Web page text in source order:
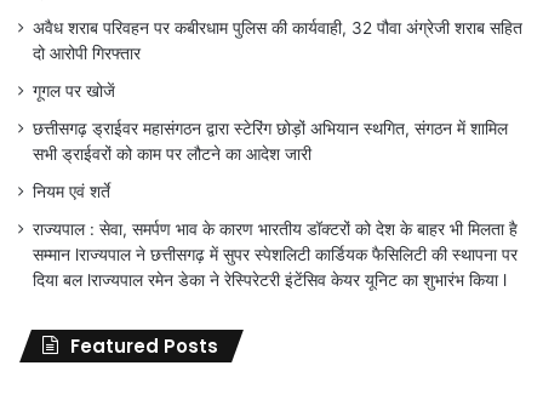
अवैध शराब परिवहन पर कबीरधाम पुलिस की कार्यवाही, 32 पौवा अंग्रेजी शराब सहित
दो आरोपी गिरफ्तार
गूगल पर खोजें
छत्तीसगढ़ ड्राईवर महासंगठन द्वारा स्टेरिंग छोड़ों अभियान स्थगित, संगठन में शामिल
सभी ड्राईवरों को काम पर लौटने का आदेश जारी
नियम एवं शर्ते
राज्यपाल : सेवा, समर्पण भाव के कारण भारतीय डॉक्टरों को देश के बाहर भी मिलता है
सम्मान lराज्यपाल ने छत्तीसगढ़ में सुपर स्पेशलिटी कार्डियक फैसिलिटी की स्थापना पर
दिया बल lराज्यपाल रमेन डेका ने रेस्पिरेटरी इंटेंसिव केयर यूनिट का शुभारंभ किया l
Featured Posts